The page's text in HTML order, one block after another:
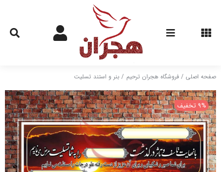
content
صفحه اصلی فروشگاه هجران ترحیم بنر و استند تسلیت
9% تخفیف